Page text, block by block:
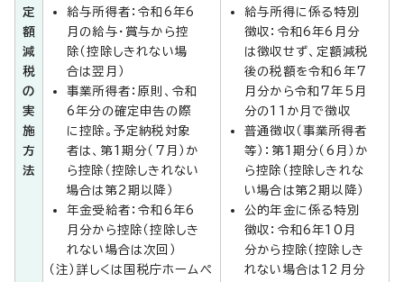
定
額
減
税
の
実
施
方
法
給与所得者：令和6年6
月の給与・賞与から控
除（控除しきれない場
合は翌月）
事業所得者：原則、令和
6年分の確定申告の際
に控除。予定納税対象
者は、第1期分（7月）か
ら控除（控除しきれない
場合は第2期以降）
年金受給者：令和6年6
月分から控除（控除しき
れない場合は次回）
（注）詳しくは国税庁ホームペ
給与所得に係る特別
徴収：令和6年6月分
は徴収せず、定額減税
後の税額を令和6年7
月分から令和7年5月
分の11か月で徴収
普通徴収（事業所得者
等）：第1期分（6月）か
ら控除（控除しきれな
い場合は第2期以降）
公的年金に係る特別
徴収：令和6年10月
分から控除（控除しき
れない場合は12月分